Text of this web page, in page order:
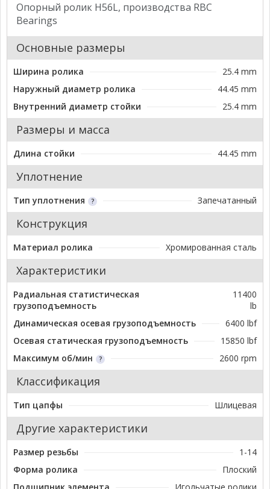
Опорный ролик H56L, производства RBC
Bearings
Основные размеры
Ширина ролика
25.4 mm
Наружный диаметр ролика
44.45 mm
Внутренний диаметр стойки
25.4 mm
Размеры и масса
Длина стойки 44.45 mm
Уплотнение
Тип уплотнения Запечатанный
Конструкция
Материал ролика Хромированная сталь
Характеристики
Радиальная статистическая
грузоподъемность
11400
lb
Динамическая осевая грузоподъемность
6400 lbf
Осевая статическая грузоподъемность
15850 lbf
Максимум об/мин
2600 rpm
Классификация
Тип цапфы Шлицевая
Другие характеристики
Размер резьбы
1-14
Форма ролика
Плоский